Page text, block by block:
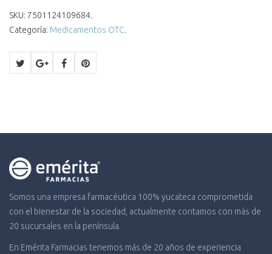
original
$328.57.
SKU: 7501124109684.
Categoría: Medicamentos OTC.
Somos una empresa farmacéutica 100% yucateca comprometida
con el bienestar de la sociedad, actualmente contamos con más de
20 sucursales en la península.
En Emérita Farmacias tenemos más de 20 años de experiencia